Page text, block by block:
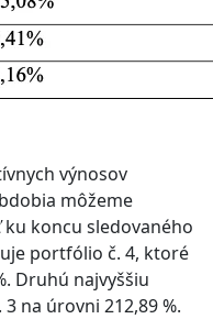
výnosov
môžeme
koncu sledovaného
portfólio č. 4, ktoré
Druhú najvyššiu
na úrovni 212,89 %.